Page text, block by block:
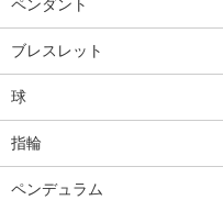
ペンダント
ブレスレット
球
指輪
ペンデュラム